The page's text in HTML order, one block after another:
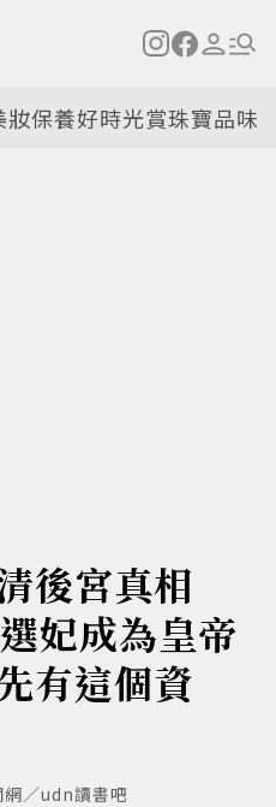
妝保養好時光賞珠寶品味
後宮真相
妃成為皇帝
有這個資
／udn讀書吧